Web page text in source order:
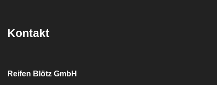
Kontakt
Reifen Blötz GmbH